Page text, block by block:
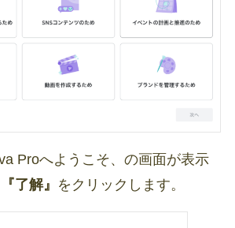
Proへようこそ、の画面が表示
『了解』 をクリックします。